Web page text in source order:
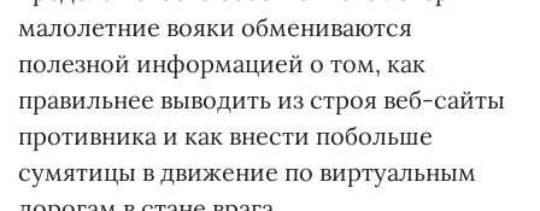
малолетние вояки обмениваются
полезной информацией о том, как
правильнее выводить из строя веб-сайты
противника и как внести побольше
сумятицы в движение по виртуальным